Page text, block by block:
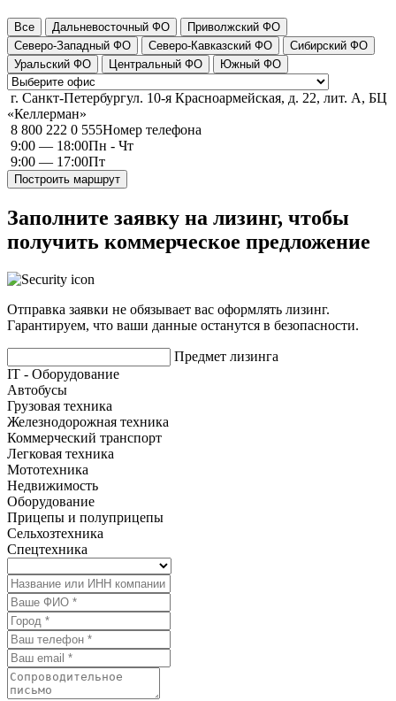
Все Дальневосточный ФО
Приволжский ФО
Северо-Западный ФО
Северо-Кавказский ФО
Сибирский ФО
Уральский ФО
Центральный ФО Южный ФО
г. Санкт-Петербургул. 10-я Красноармейская, д. 22, лит. А, БЦ
«Келлерман»
8 800 222 0 555Номер телефона
9:00 — 18:00Пн - Чт
9:00 — 17:00Пт
Построить маршрут
Заполните заявку на лизинг, чтобы
получить коммерческое предложение
Отправка заявки не обязывает вас оформлять лизинг.
Гарантируем, что ваши данные останутся в безопасности.
Предмет лизинга
IT - Оборудование
Автобусы
Грузовая техника
Железнодорожная техника
Коммерческий транспорт
Легковая техника
Мототехника
Недвижимость
Оборудование
Прицепы и полуприцепы
Сельхозтехника
Спецтехника